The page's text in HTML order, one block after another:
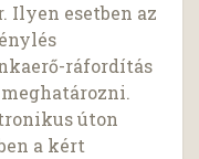
Ilyen esetben az
ráfordítás
úton
a kért